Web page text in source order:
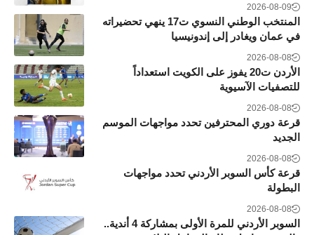
2026-08-09
المنتخب الوطني النسوي ت17 ينهي تحضيراته
في عمان ويغادر إلى إندونيسيا
2026-08-08
الأردن ت20 يفوز على الكويت استعداداً
للتصفيات الآسيوية
2026-08-08
قرعة دوري المحترفين تحدد مواجهات الموسم
الجديد
2026-08-08
قرعة كأس السوبر الأردني تحدد مواجهات
البطولة
2026-08-08
السوبر الأردني للمرة الأولى بمشاركة 4 أندية..